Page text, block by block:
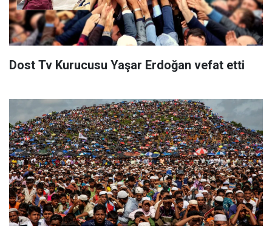
Dost Tv Kurucusu Yaşar Erdoğan vefat etti